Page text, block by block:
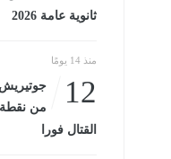
ثانوية عامة 2026
منذ 14 يومًا
12
من نقطة
القتال فورا